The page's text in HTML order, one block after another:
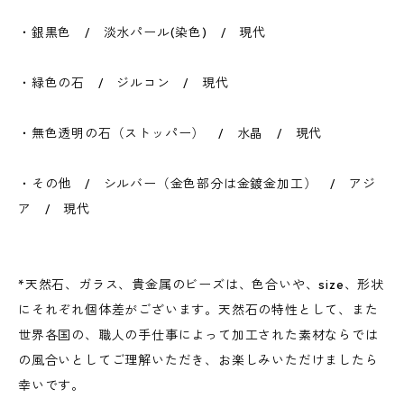
・銀黒色 / 淡水パール(染色) / 現代
・緑色の石 / ジルコン / 現代
・無色透明の石（ストッパー） / 水晶 / 現代
・その他 / シルバー（金色部分は金鍍金加工） / アジ
ア / 現代
*天然石、ガラス、貴金属のビーズは、色合いや、size、形状
にそれぞれ個体差がございます。天然石の特性として、また
世界各国の、職人の手仕事によって加工された素材ならでは
の風合いとしてご理解いただき、お楽しみいただけましたら
幸いです。